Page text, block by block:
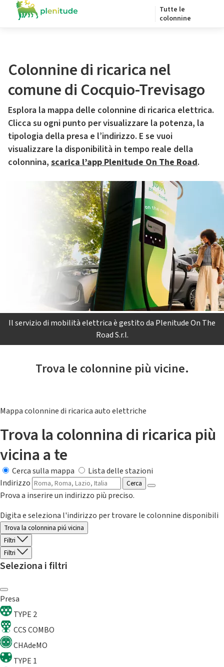
Tutte le
colonnine
Colonnine di ricarica nel
comune di Cocquio-Trevisago
Esplora la mappa delle colonnine di ricarica elettrica.
Clicca su ogni punto per visualizzare la potenza, la
tipologia della presa e l’indirizzo. E se vuoi
visualizzare la disponibilità in tempo reale della
colonnina, scarica l’app Plenitude On The Road.
Il servizio di mobilità elettrica è gestito da Plenitude On The
Road S.r.l.
Trova le colonnine più vicine.
Mappa colonnine di ricarica auto elettriche
Trova la colonnina di ricarica più
vicina a te
Cerca sulla mappa
Lista delle stazioni
Indirizzo
Cerca
Prova a inserire un indirizzo più preciso.
Digita e seleziona l'indirizzo per trovare le colonnine disponibili
Trova la colonnina piú vicina
Filtri
Filtri
Seleziona i filtri
Presa
TYPE 2
CCS COMBO
CHAdeMO
TYPE 1